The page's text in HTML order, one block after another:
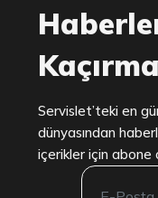
Servislet’teki en
dünyasından
içerikler için abone